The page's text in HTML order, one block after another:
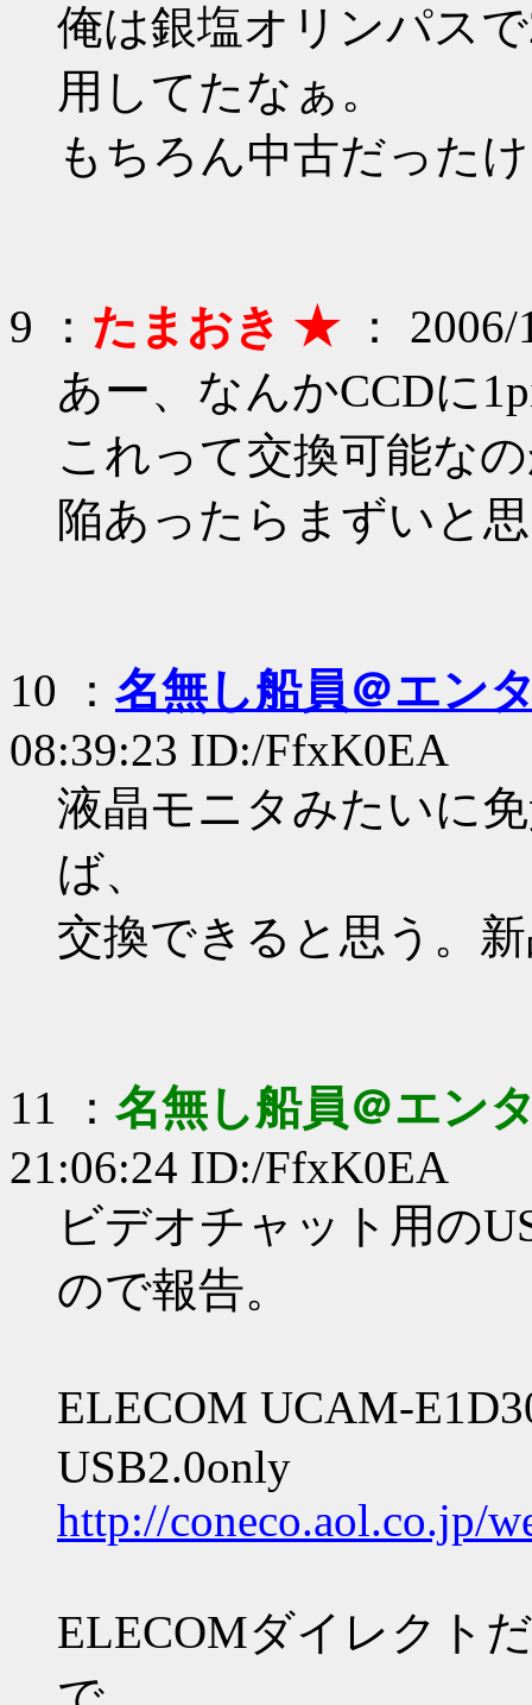
俺は銀塩オリンパスで
用してたなぁ。
もちろん中古だった
9 ： たまおき ★： 2006/
あー、なんかCCDに
これって交換可能な
陥あったらまずいと
10 ： 名無し船員＠エン
08:39:23 ID:/FfxK0EA
液晶モニタみたいに
ば、
交換できると思う。
11 ： 名無し船員＠エン
21:06:24 ID:/FfxK0EA
ビデオチャット用の
ので報告。
ELECOM UCAM-
USB2.0only
http://coneco.aol.co.jp/
ELECOMダイレクト